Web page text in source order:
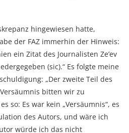
hingewiesen hatte,
der FAZ immerhin der Hinweis:
ein Zitat des Journalisten Ze’ev
(sic).“ Es folgte meine
„Der zweite Teil des
bitten wir zu
so: Es war kein „Versäumnis“, es
des Autors, und wäre ich
würde ich das nicht